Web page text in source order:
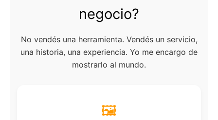
negocio?
No vendés una herramienta. Vendés un servicio,
una historia, una experiencia. Yo me encargo de
mostrarlo al mundo.
🖼️